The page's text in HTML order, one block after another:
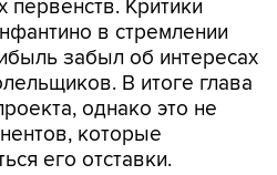
Критики
в стремлении
забыл об интересах
В итоге глава
однако это не
которые
его отставки.